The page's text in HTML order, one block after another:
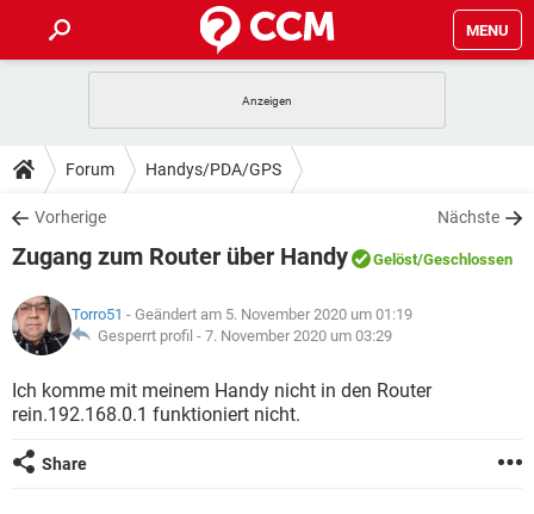
MENU
ANDROID IOS
WINDOWS 10
WHATSAPP TIKTOK
FACEBOOK
TIPPS & TRICKS
SPIELE STREAMING
WHATSAPP TIKTOK
FACEBOOK
DOWNLOADS
SPIELE STREAMING
ANDROID
WINDOWS 10 INSTAGRAM
WHATSAPP TIKTOK
FACEBOOK HARDWARE
FORUM
SPIELE STREAMING
ANDROID
WINDOWS 10 INSTAGRAM
LEXIKON
SPIELE STREAMING
ANDROID IOS
WINDOWS 10
Forum Handys/PDA/GPS
Vorherige Nächste
Zugang zum Router über Handy Gelöst/Geschlossen
Torro51 - Geändert am 5. November 2020 um 01:19
Gesperrt profil - 7. November 2020 um 03:29
Ich komme mit meinem Handy nicht in den Router
rein.192.168.0.1 funktioniert nicht.
Share